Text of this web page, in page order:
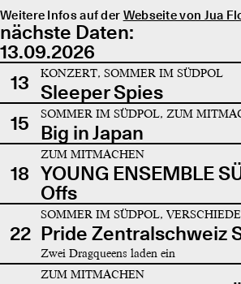
Weitere Infos auf der Webseite von Jua
nächste Daten:
13.09.2026
13
KONZERT, SOMMER IM SÜDPOL
Sleeper Spies
15
SOMMER IM SÜDPOL, ZUM
Big in Japan
18
ZUM MITMACHEN
YOUNG ENSEMBLE
Offs
22
SOMMER IM SÜDPOL,
Pride Zentralschweiz
Zwei Dragqueens laden ein
ZUM MITMACHEN